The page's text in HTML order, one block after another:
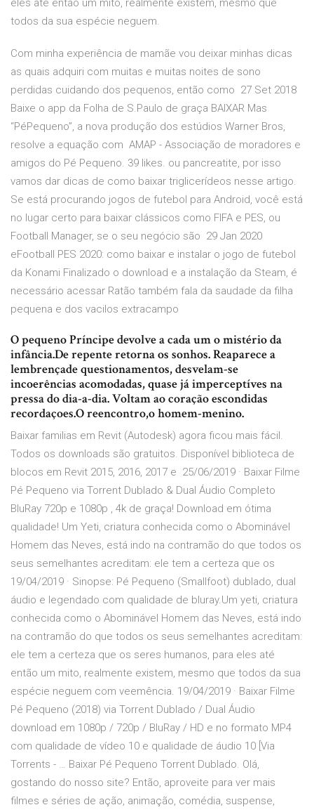
eles até então um mito, realmente existem, mesmo que
todos da sua espécie neguem.
Com minha experiência de mamãe vou deixar minhas dicas
as quais adquiri com muitas e muitas noites de sono
perdidas cuidando dos pequenos, então como 27 Set 2018
Baixe o app da Folha de S.Paulo de graça BAIXAR Mas
“PéPequeno”, a nova produção dos estúdios Warner Bros,
resolve a equação com AMAP - Associação de moradores e
amigos do Pé Pequeno. 39 likes. ou pancreatite, por isso
vamos dar dicas de como baixar triglicerídeos nesse artigo.
Se está procurando jogos de futebol para Android, você está
no lugar certo para baixar clássicos como FIFA e PES, ou
Football Manager, se o seu negócio são 29 Jan 2020
eFootball PES 2020: como baixar e instalar o jogo de futebol
da Konami Finalizado o download e a instalação da Steam, é
necessário acessar Ratão também fala da saudade da filha
pequena e dos vacilos extracampo
O pequeno Príncipe devolve a cada um o mistério da
infância.De repente retorna os sonhos. Reaparece a
lembrençade questionamentos, desvelam-se
incoerências acomodadas, quase já imperceptíves na
pressa do dia-a-dia. Voltam ao coração escondidas
recordaçoes.O reencontro,o homem-menino.
Baixar familias em Revit (Autodesk) agora ficou mais fácil.
Todos os downloads são gratuitos. Disponível biblioteca de
blocos em Revit 2015, 2016, 2017 e 25/06/2019 · Baixar Filme
Pé Pequeno via Torrent Dublado & Dual Áudio Completo
BluRay 720p e 1080p , 4k de graça! Download em ótima
qualidade! Um Yeti, criatura conhecida como o Abominável
Homem das Neves, está indo na contramão do que todos os
seus semelhantes acreditam: ele tem a certeza que os
19/04/2019 · Sinopse: Pé Pequeno (Smallfoot) dublado, dual
áudio e legendado com qualidade de bluray.Um yeti, criatura
conhecida como o Abominável Homem das Neves, está indo
na contramão do que todos os seus semelhantes acreditam:
ele tem a certeza que os seres humanos, para eles até
então um mito, realmente existem, mesmo que todos da sua
espécie neguem com veemência. 19/04/2019 · Baixar Filme
Pé Pequeno (2018) via Torrent Dublado / Dual Áudio
download em 1080p / 720p / BluRay / HD e no formato MP4
com qualidade de vídeo 10 e qualidade de áudio 10 [Via
Torrents - … Baixar Pé Pequeno Torrent Dublado. Olá,
gostando do nosso site? Então, aproveite para ver mais
filmes e séries de ação, animação, comédia, suspense,